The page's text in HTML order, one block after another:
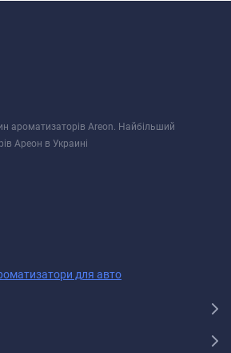
ароматизаторів Areon. Найбільший
Ареон в Украині
для авто